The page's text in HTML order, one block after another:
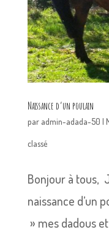
Naissance d’un poulain
par admin-adada-50 |
classé
Bonjour à tous,
naissance d’un
» mes dadous